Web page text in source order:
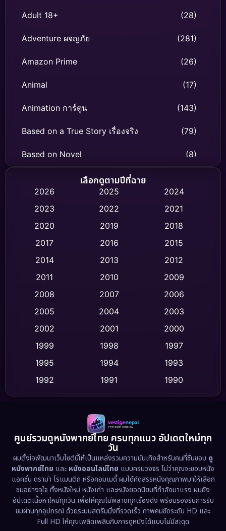
Adult 18+ (28)
Adventure ผจญภัย (281)
Amazon Prime (26)
Animal (17)
Animation การ์ตูน (143)
Based on a True Story เรื่องจริง (79)
Based on Novel (8)
Biography ชีวิตจริง
Classic หนังคลาสสิก (47)
Comedy ตลก (446)
Crime อาชญากรรม (520)
Cult Film
Dance เต้น (10)
Detective สืบสวน (75)
Disaster (13)
Disney+ (5)
Documentary สารคดี (93)
Drama ดราม่า (1,486)
Dystopian (17)
เลือกดูตามปีที่ฉาย
2026 2025
2024
2023
2022
2021
2020
2019
2018
2017
2016
2015
2014
2013
2012
2011
2010
2009
2008
2007
2006
2005
2004
2003
2002
2001
2000
1999
1998
1997
1995
1994
1993
1992
1991
1990
1989
1988
1986
1983
1978
1974
1962
ศูนย์รวมดูหนังพากย์ไทย ครบทุกแนว อัปเดตใหม่ทุก
วัน
ผมตั้งใจพัฒนาเว็บไซต์นี้ให้เป็นแหล่งรวมความบันเทิงสำหรับคนที่ชื่นชอบ ดู
หนังพากย์ไทย และ หนังออนไลน์ไทย แบบครบวงจร ไม่ว่าคุณจะชอบหนัง
แอคชั่น ดราม่า โรแมนติก หรือคอมเมดี้ ผมได้คัดสรรหนังคุณภาพมาให้เลือก
ชมอย่างจุใจ ทั้งหนังใหม่ หนังเก่า และหนังยอดนิยมที่กำลังมาแรง ผมยัง
อัปเดตเนื้อหาใหม่ทุกวัน เพื่อให้คุณไม่พลาดทุกเรื่องดัง พร้อมรองรับการรับ
ชมผ่านทุกอุปกรณ์ ด้วยระบบสตรีมมิ่งที่รวดเร็ว ภาพคมชัดระดับ HD และ
Full HD ให้คุณเพลิดเพลินกับการดูหนังได้แบบไม่มีสะดุด